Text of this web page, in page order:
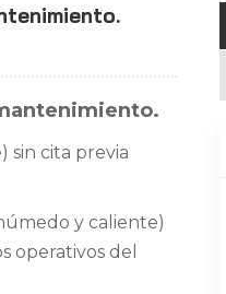
sin cita previa
y caliente)
operativos del